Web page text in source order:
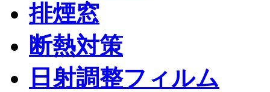
排煙窓
断熱対策
日射調整フィルム